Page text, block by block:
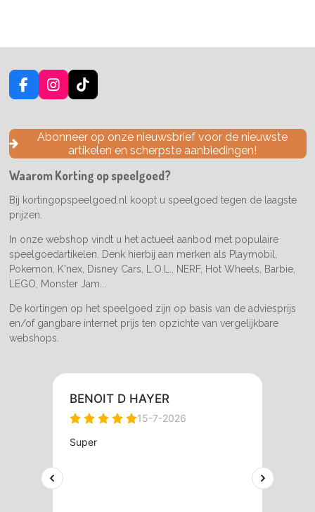
F
a
e
o
k
I
n
t
a
g
a
m
T
i
T
o
k
Abonneer op onze nieuwsbrief voor de nieuwste
artikelen en scherpste aanbiedingen!
Waarom Korting op speelgoed?
Bij kortingopspeelgoed.nl koopt u speelgoed tegen de laagste
prijzen.
In onze webshop vindt u het actueel aanbod met populaire
speelgoedartikelen. Denk hierbij aan merken als Playmobil,
Pokemon, K'nex, Disney Cars, L.O.L., NERF, Hot Wheels, Barbie,
LEGO, Monster Jam...
De kortingen op het speelgoed zijn op basis van de adviesprijs
en/of gangbare internet prijs ten opzichte van vergelijkbare
webshops.